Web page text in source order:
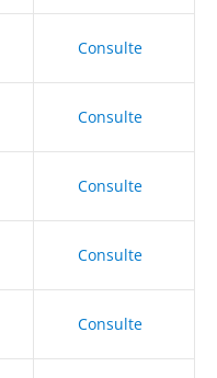
Consulte
Consulte
Consulte
Consulte
Consulte